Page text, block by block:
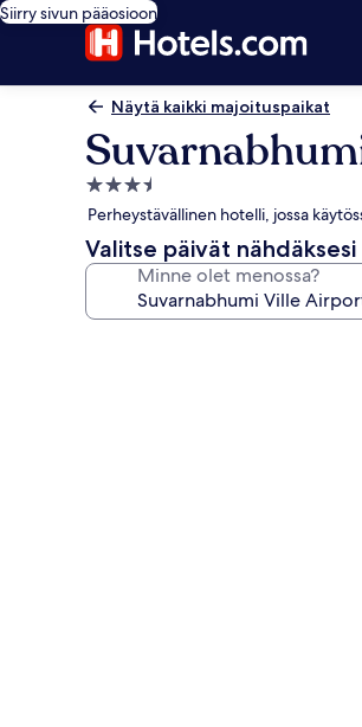
Siirry sivun pääosioon
Näytä kaikki majoituspaikat
3.5
tähden
majoituspaikka
Perheystävällinen hotelli, jossa
Valitse päivät nähdäksesi
Minne olet menossa?